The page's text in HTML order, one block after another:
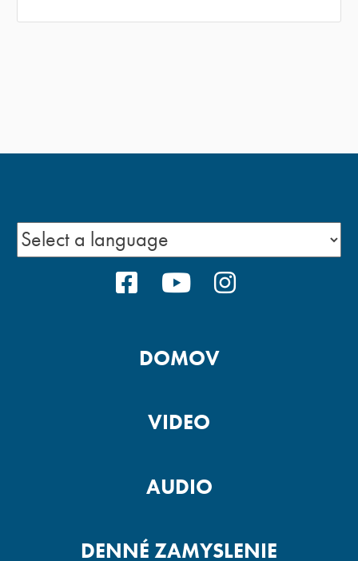
FACEBOOK
YOUTUBE
DOMOV
VIDEO
AUDIO
DENNÉ ZAMYSLENIE